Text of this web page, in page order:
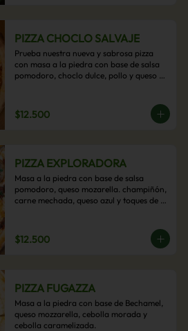
PIZZA CHOCLO SALVAJE
Prueba nuestra nueva y sabrosa pizza
con masa a la piedra con base de salsa
pomodoro, choclo dulce, pollo y queso
$12.500
PIZZA EXPLORADORA
Masa a la piedra con base de salsa
pomodoro, queso mozarella. champiñón,
carne mechada, queso azul y toques de
$12.500
PIZZA FUGAZZA
Masa a la piedra con base de Bechamel,
queso mozzarella, cebolla morada y
cebolla caramelizada.